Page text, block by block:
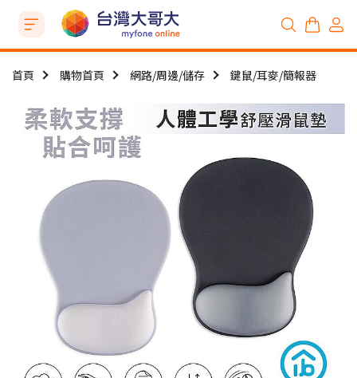
首頁 購物首頁 網路/周邊/儲存 鍵鼠/耳麥/簡報器